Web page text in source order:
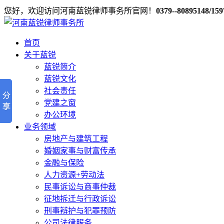
您好，欢迎访问河南蓝锐律师事务所官网！ 0379--80895148/
首页
关于蓝锐
蓝锐简介
蓝锐文化
社会责任
党建之窗
办公环境
业务领域
房地产与建筑工程
婚姻家事与财富传承
金融与保险
人力资源+劳动法
民事诉讼与商事仲裁
征地拆迁与行政诉讼
刑事辩护与犯罪预防